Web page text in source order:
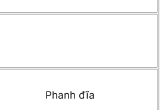
Phanh đĩa